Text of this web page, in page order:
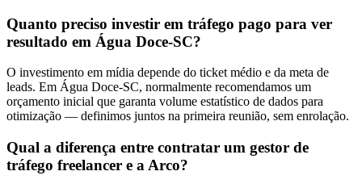
Quanto preciso investir em tráfego pago para ver
resultado em Água Doce-SC?
O investimento em mídia depende do ticket médio e da meta de
leads. Em Água Doce-SC, normalmente recomendamos um
orçamento inicial que garanta volume estatístico de dados para
otimização — definimos juntos na primeira reunião, sem enrolação.
Qual a diferença entre contratar um gestor de
tráfego freelancer e a Arco?